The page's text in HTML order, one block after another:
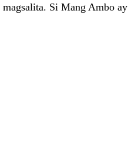
Si Mang Ambo